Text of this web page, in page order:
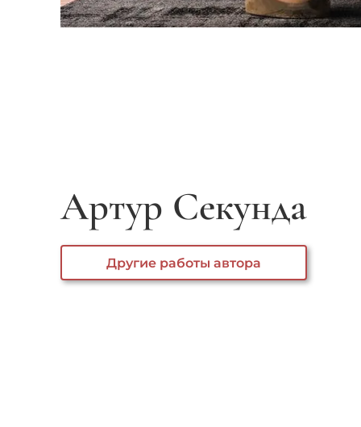
Артур Секунда
Другие работы автора